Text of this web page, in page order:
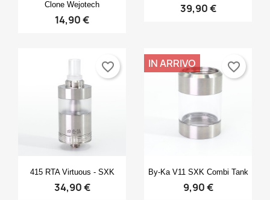
Clone Wejotech
14,90 €
39,90 €
Anteprima
415 RTA Virtuous - SXK
34,90 €
favorite_border
Anteprima
By-Ka V11 SXK Combi Tank
9,90 €
IN ARRIVO favorite_border